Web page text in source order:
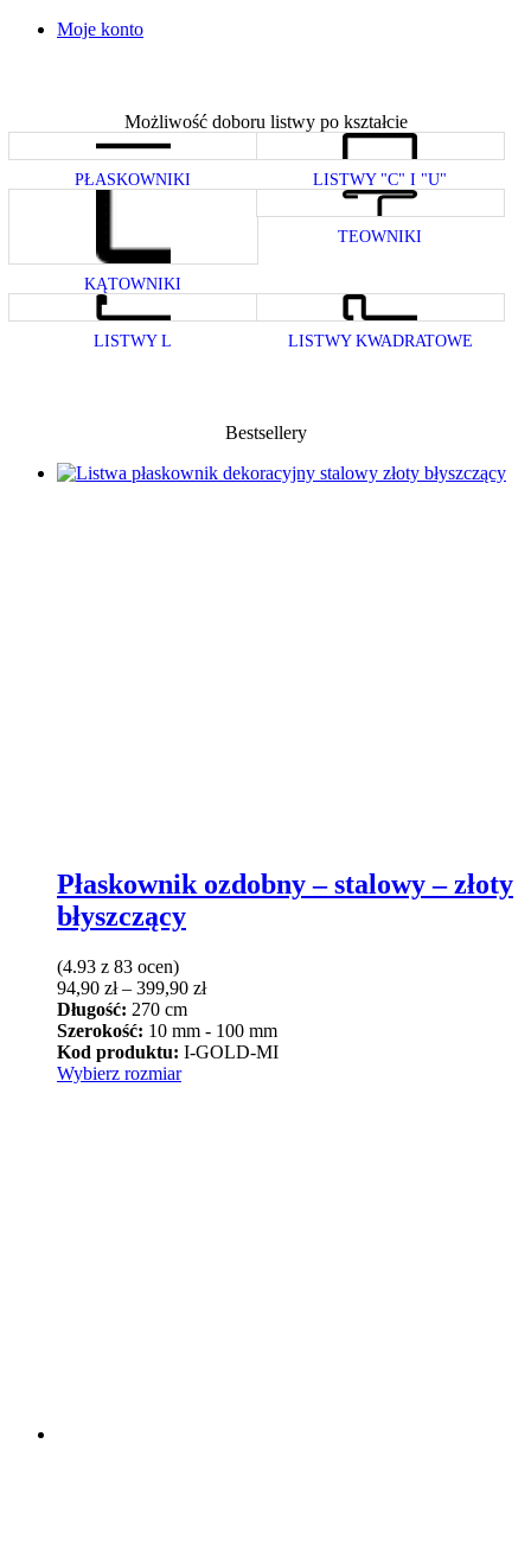
Moje konto
Możliwość doboru listwy po kształcie
PŁASKOWNIKI LISTWY "C" I "U"
KĄTOWNIKI
TEOWNIKI
LISTWY L LISTWY KWADRATOWE
Bestsellery
Płaskownik ozdobny – stalowy – złoty
błyszczący
(4.93 z 83 ocen)
94,90 zł – 399,90 złZakres
od
94,90 zł
Długość: 270 cm
Szerokość: 10 mm - 100 mm
Kod produktu: I-GOLD-MI
Wybierz rozmiarTen